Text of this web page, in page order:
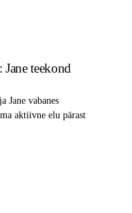
teekond
Jane vabanes
aktiivne elu pärast